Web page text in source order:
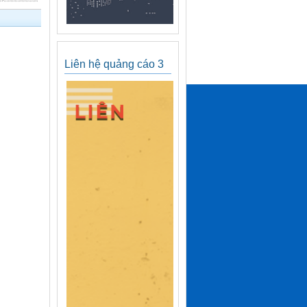
Liên hệ quảng cáo 3